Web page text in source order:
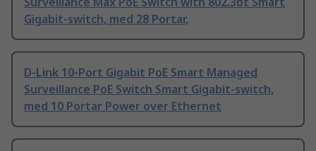
Gigabit-switch, med 28 Portar,
D-Link 10-Port Gigabit PoE Smart Managed
Surveillance PoE Switch Smart Gigabit-switch,
med 10 Portar Power over Ethernet